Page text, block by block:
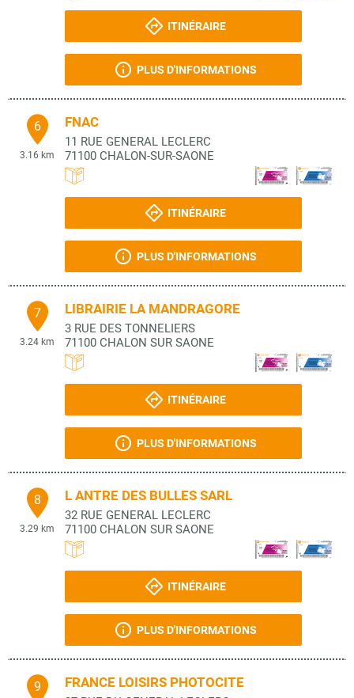
ITINÉRAIRE
PLUS D'INFORMATIONS
6
3.16 km
FNAC
11 RUE GENERAL LECLERC
71100 CHALON-SUR-SAONE
ITINÉRAIRE
PLUS D'INFORMATIONS
7
3.24 km
LIBRAIRIE LA MANDRAGORE
3 RUE DES TONNELIERS
71100 CHALON SUR SAONE
ITINÉRAIRE
PLUS D'INFORMATIONS
8
3.29 km
L ANTRE DES BULLES SARL
32 RUE GENERAL LECLERC
71100 CHALON SUR SAONE
ITINÉRAIRE
PLUS D'INFORMATIONS
9 FRANCE LOISIRS PHOTOCITE